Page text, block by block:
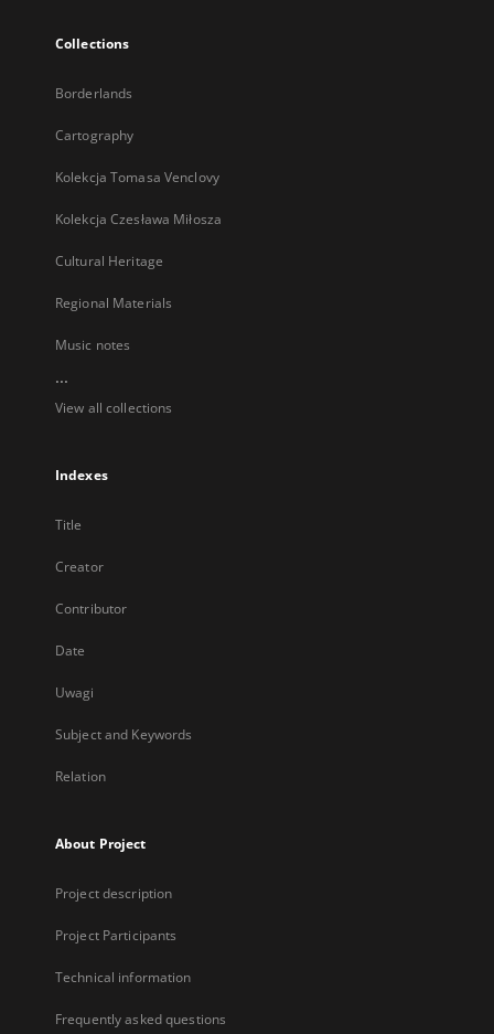
Collections
Borderlands
Cartography
Kolekcja Tomasa Venclovy
Kolekcja Czesława Miłosza
Cultural Heritage
Regional Materials
Music notes
...
View all collections
Indexes
Title
Creator
Contributor
Date
Uwagi
Subject and Keywords
Relation
About Project
Project description
Project Participants
Technical information
Frequently asked questions